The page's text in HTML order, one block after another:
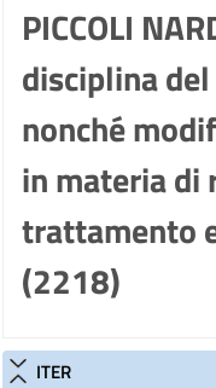
PICCOLI
disciplina
nonché
in materia di
trattamento
(2218)
ITER